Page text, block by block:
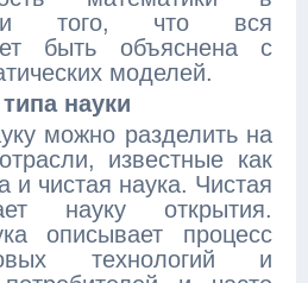
того, что вся
быть объяснена с
моделей.
науки
можно разделить на
известные как
и чистая наука. Чистая
науку открытия.
описывает процесс
технологий и